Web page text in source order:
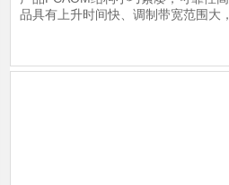
品具有上升时间快、调制带宽范围大
的控制要求。